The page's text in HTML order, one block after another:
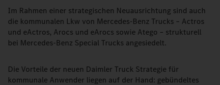
Im Rahmen einer strategischen Neuausrichtung sind auch
die kommunalen Lkw von Mercedes-Benz Trucks – Actros
und eActros, Arocs und eArocs sowie Atego – strukturell
bei Mercedes-Benz Special Trucks angesiedelt.
Die Vorteile der neuen Daimler Truck Strategie für
kommunale Anwender liegen auf der Hand: gebündeltes